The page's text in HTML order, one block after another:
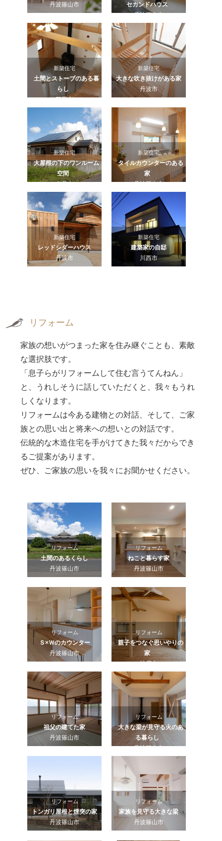
丹波篠山市
セカンドハウス
丹波篠山市
新築住宅
土間とストーブのある暮
らし
三田市
新築住宅
大きな吹き抜けがある家
丹波市
新築住宅
大屋根の下のワンルーム
空間
南丹市
新築住宅
タイルカウンターのある
家
丹波篠山市
新築住宅
レッドシダーハウス
丹波市
新築住宅
建築家の自邸
川西市
リフォーム
家族の想いがつまった家を住み継ぐことも、素敵
な選択肢です。
「息子らがリフォームして住む言うてんねん」
と、うれしそうに話していただくと、我々もうれ
しくなります。
リフォームは今ある建物との対話、そして、ご家
族との思い出と将来への想いとの対話です。
伝統的な木造住宅を手がけてきた我々だからでき
るご提案があります。
ぜひ、ご家族の思いを我々にお聞かせください。
リフォーム
土間のあるくらし
丹波篠山市
リフォーム
ねこと暮らす家
丹波篠山市
リフォーム
Ｓ×Ｗのカウンター
丹波篠山市
リフォーム
親子をつなぐ思いやりの
家
神戸市
リフォーム
祖父の建てた家
丹波篠山市
リフォーム
大きな梁が見守る火のあ
る暮らし
丹波篠山市
リフォーム
トンガリ屋根と煙突の家
丹波篠山市
リフォーム
家族を見守る大きな梁
丹波篠山市